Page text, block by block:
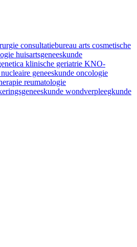
consultatiebureau arts cosmetische
huisartsgeneeskunde
klinische geriatrie KNO-
nucleaire geneeskunde oncologie
reumatologie
wondverpleegkunde